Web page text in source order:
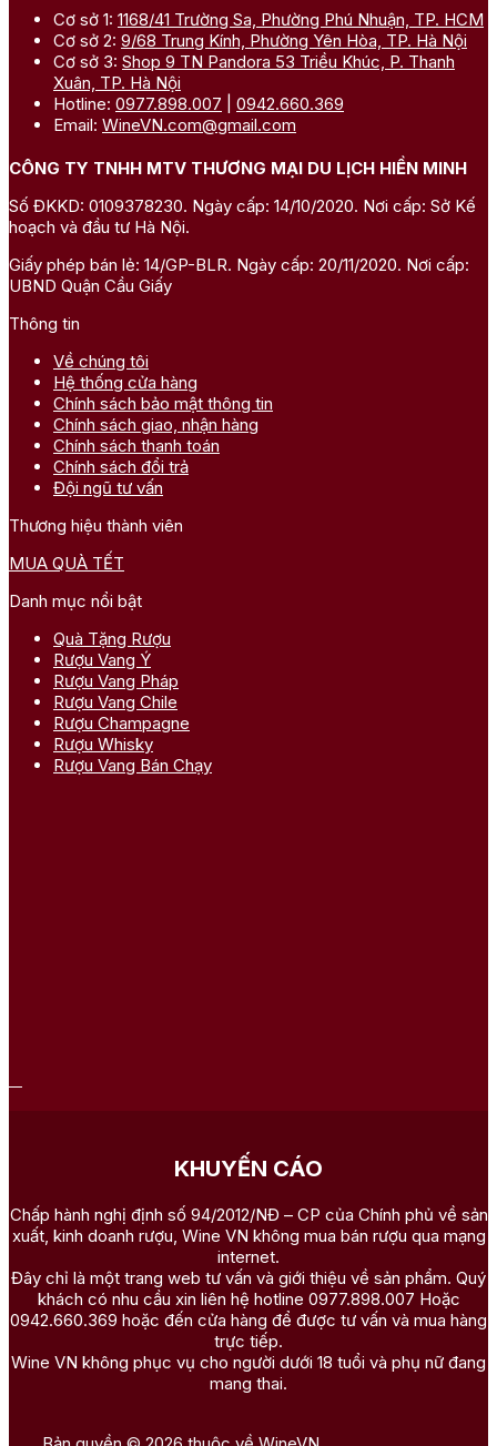
Cơ sở 1: 1168/41 Trường Sa, Phường Phú Nhuận, TP. HCM
Cơ sở 2: 9/68 Trung Kính, Phường Yên Hòa, TP. Hà Nội
Cơ sở 3: Shop 9 TN Pandora 53 Triều Khúc, P. Thanh
Xuân, TP. Hà Nội
Hotline: 0977.898.007
0942.660.369
Email: WineVN.com@gmail.com
CÔNG TY TNHH MTV THƯƠNG MẠI DU LỊCH HIỀN MINH
Số ĐKKD: 0109378230. Ngày cấp: 14/10/2020. Nơi cấp: Sở Kế
hoạch và đầu tư Hà Nội.
Giấy phép bán lẻ: 14/GP-BLR. Ngày cấp: 20/11/2020. Nơi cấp:
UBND Quận Cầu Giấy
Thông tin
Về chúng tôi
Hệ thống cửa hàng
Chính sách bảo mật thông tin
Chính sách giao, nhận hàng
Chính sách thanh toán
Chính sách đổi trả
Đội ngũ tư vấn
Thương hiệu thành viên
MUA QUÀ TẾT
Danh mục nổi bật
Quà Tặng Rượu
Rượu Vang Ý
Rượu Vang Pháp
Rượu Vang Chile
Rượu Champagne
Rượu Whisky
Rượu Vang Bán Chạy
KHUYẾN CÁO
Chấp hành nghị định số 94/2012/NĐ – CP của Chính phủ về sản
xuất, kinh doanh rượu, Wine VN không mua bán rượu qua mạng
internet.
Đây chỉ là một trang web tư vấn và giới thiệu về sản phẩm. Quý
khách có nhu cầu xin liên hệ hotline 0977.898.007 Hoặc
0942.660.369 hoặc đến cửa hàng để được tư vấn và mua hàng
trực tiếp.
Wine VN không phục vụ cho người dưới 18 tuổi và phụ nữ đang
mang thai.